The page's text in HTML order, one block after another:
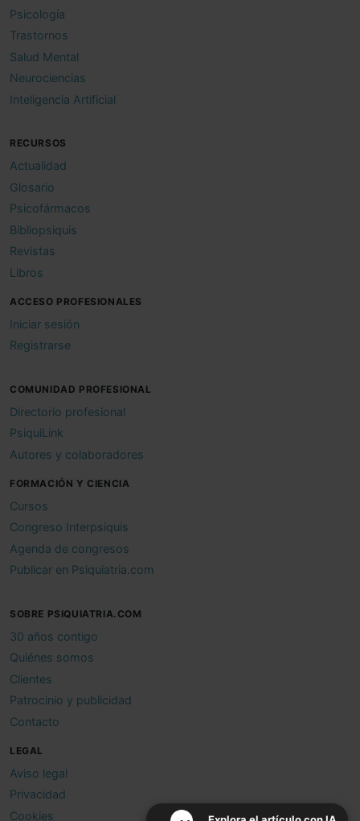
Psicología
Trastornos
Salud Mental
Neurociencias
Inteligencia Artificial
RECURSOS
Actualidad
Glosario
Psicofármacos
Bibliopsiquis
Revistas
Libros
ACCESO PROFESIONALES
Iniciar sesión
Registrarse
COMUNIDAD PROFESIONAL
Directorio profesional
PsiquiLink
Autores y colaboradores
FORMACIÓN Y CIENCIA
Cursos
Congreso Interpsiquis
Agenda de congresos
Publicar en Psiquiatria.com
SOBRE PSIQUIATRIA.COM
30 años contigo
Quiénes somos
Clientes
Patrocinio y publicidad
Contacto
LEGAL
Aviso legal
Privacidad
Cookies